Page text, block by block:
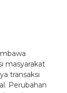
masyarakat
transaksi
Perubahan